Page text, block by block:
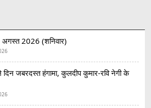
2026 (शनिवार)
दिन जबरदस्त हंगामा, कुलदीप कुमार-रवि नेगी के